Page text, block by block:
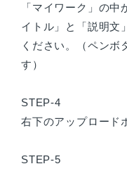
「マイワーク」の
イトル」と「説明文
ください。（ペンボ
す）
STEP-4
右下のアップロード
STEP-5